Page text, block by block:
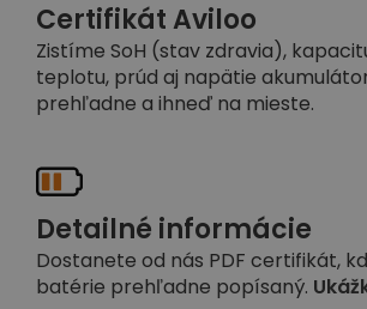
Certifikát Aviloo
Zistíme SoH (stav zdravia),
teplotu, prúd aj napätie
prehľadne a ihneď na mieste.
Detailné informácie
Dostanete od nás PDF certifikát,
batérie prehľadne popísaný.